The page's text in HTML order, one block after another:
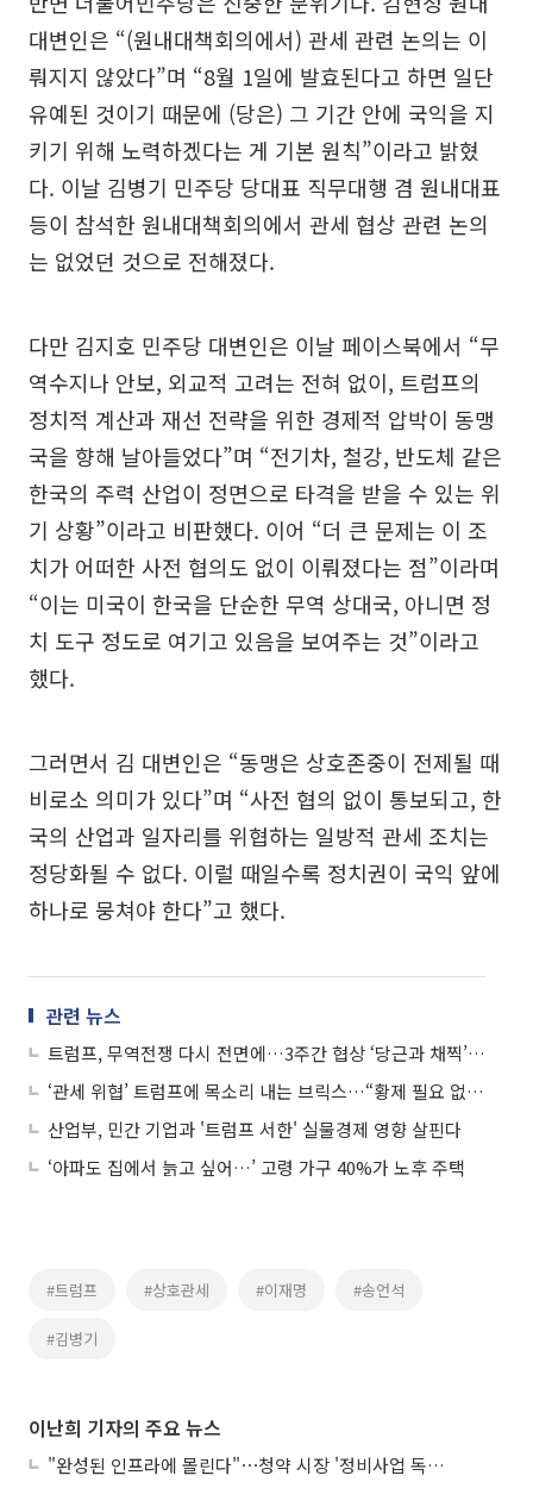
대변인은 “(원내대책회의에서) 관세 관련 논의는 이
뤄지지 않았다”며 “8월 1일에 발효된다고 하면 일단
유예된 것이기 때문에 (당은) 그 기간 안에 국익을 지
키기 위해 노력하겠다는 게 기본 원칙”이라고 밝혔
다. 이날 김병기 민주당 당대표 직무대행 겸 원내대표
등이 참석한 원내대책회의에서 관세 협상 관련 논의
는 없었던 것으로 전해졌다.
다만 김지호 민주당 대변인은 이날 페이스북에서 “무
역수지나 안보, 외교적 고려는 전혀 없이, 트럼프의
정치적 계산과 재선 전략을 위한 경제적 압박이 동맹
국을 향해 날아들었다”며 “전기차, 철강, 반도체 같은
한국의 주력 산업이 정면으로 타격을 받을 수 있는 위
기 상황”이라고 비판했다. 이어 “더 큰 문제는 이 조
치가 어떠한 사전 협의도 없이 이뤄졌다는 점”이라며
“이는 미국이 한국을 단순한 무역 상대국, 아니면 정
치 도구 정도로 여기고 있음을 보여주는 것”이라고
했다.
그러면서 김 대변인은 “동맹은 상호존중이 전제될 때
비로소 의미가 있다”며 “사전 협의 없이 통보되고, 한
국의 산업과 일자리를 위협하는 일방적 관세 조치는
정당화될 수 없다. 이럴 때일수록 정치권이 국익 앞에
하나로 뭉쳐야 한다”고 했다.
관련 뉴스
트럼프, 무역전쟁 다시 전면에…3주간 협상 ‘당근과 채찍’ 전략 구사할 듯
‘관세 위협’ 트럼프에 목소리 내는 브릭스…“황제 필요 없다”
산업부, 민간 기업과 '트럼프 서한' 실물경제 영향 살핀다
‘아파도 집에서 늙고 싶어…’ 고령 가구 40%가 노후 주택
#트럼프 #상호관세 #이재명 #송언석
#김병기
이난희 기자의 주요 뉴스
"완성된 인프라에 몰린다"⋯청약 시장 '정비사업 독주' 42배 격차